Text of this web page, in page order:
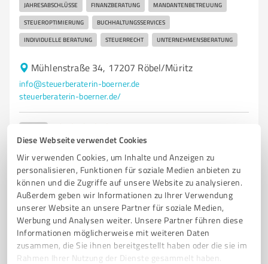
Diese Webseite verwendet Cookies
Wir verwenden Cookies, um Inhalte und Anzeigen zu
personalisieren, Funktionen für soziale Medien anbieten zu
können und die Zugriffe auf unsere Website zu analysieren.
Außerdem geben wir Informationen zu Ihrer Verwendung
unserer Website an unsere Partner für soziale Medien,
Werbung und Analysen weiter. Unsere Partner führen diese
Informationen möglicherweise mit weiteren Daten
zusammen, die Sie ihnen bereitgestellt haben oder die sie im
Rahmen Ihrer Nutzung der Dienste gesammelt haben.
JAHRESABSCHLÜSSE FINANZBERATUNG MANDANTENBETREUUNG
STEUEROPTIMIERUNG BUCHHALTUNGSSERVICES
INDIVIDUELLE BERATUNG STEUERRECHT UNTERNEHMENSBERATUNG
Mühlenstraße 34, 17207 Röbel/Müritz
info@steuerberaterin-boerner.de
steuerberaterin-boerner.de/
3Bewertungen (1 Quelle)